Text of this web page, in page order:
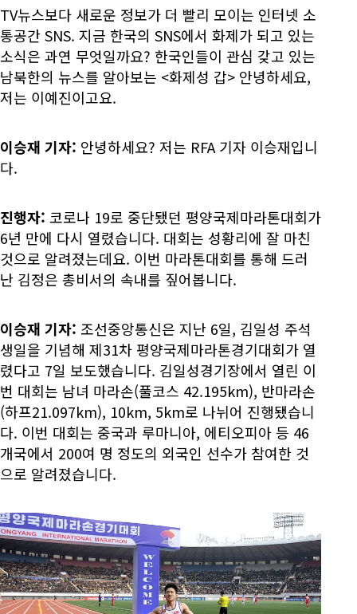
TV뉴스보다 새로운 정보가 더 빨리 모이는 인터넷 소
통공간 SNS. 지금 한국의 SNS에서 화제가 되고 있는
소식은 과연 무엇일까요? 한국인들이 관심 갖고 있는
남북한의 뉴스를 알아보는 <화제성 갑> 안녕하세요,
저는 이예진이고요.
이승재 기자: 안녕하세요? 저는 RFA 기자 이승재입니
다.
진행자: 코로나 19로 중단됐던 평양국제마라톤대회가
6년 만에 다시 열렸습니다. 대회는 성황리에 잘 마친
것으로 알려졌는데요. 이번 마라톤대회를 통해 드러
난 김정은 총비서의 속내를 짚어봅니다.
이승재 기자: 조선중앙통신은 지난 6일, 김일성 주석
생일을 기념해 제31차 평양국제마라톤경기대회가 열
렸다고 7일 보도했습니다. 김일성경기장에서 열린 이
번 대회는 남녀 마라손(풀코스 42.195km), 반마라손
(하프21.097km), 10km, 5km로 나뉘어 진행됐습니
다. 이번 대회는 중국과 루마니아, 에티오피아 등 46
개국에서 200여 명 정도의 외국인 선수가 참여한 것
으로 알려졌습니다.